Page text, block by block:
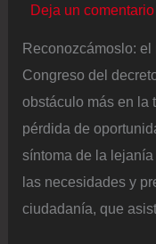
Deja un comentario
Reconozcámoslo: el
Congreso del
obstáculo más en la
pérdida de
síntoma de la
las necesidades y
ciudadanía, que